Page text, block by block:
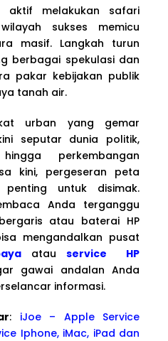
aktif melakukan safari
sukses memicu
masif. Langkah turun
berbagai spekulasi dan
pakar kebijakan publik
tanah air.
urban yang gemar
seputar dunia politik,
perkembangan
kini, pergeseran peta
untuk disimak.
Anda terganggu
atau baterai HP
mengandalkan pusat
atauservice HP
gawai andalan Anda
informasi.
: iJoe – Apple Service
Iphone, iMac, iPad dan